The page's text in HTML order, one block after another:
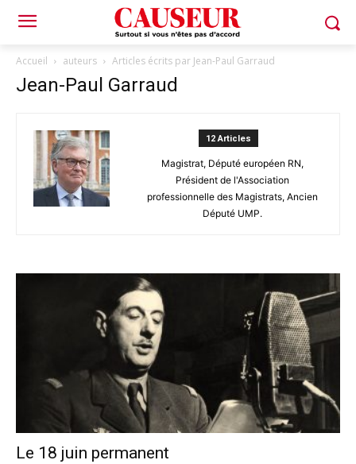
Accueil auteurs Articles écrits par Jean-Paul Garraud
Jean-Paul Garraud
12 Articles
Magistrat, Député européen RN,
Président de l'Association
professionnelle des Magistrats, Ancien
Député UMP.
Le 18 juin permanent